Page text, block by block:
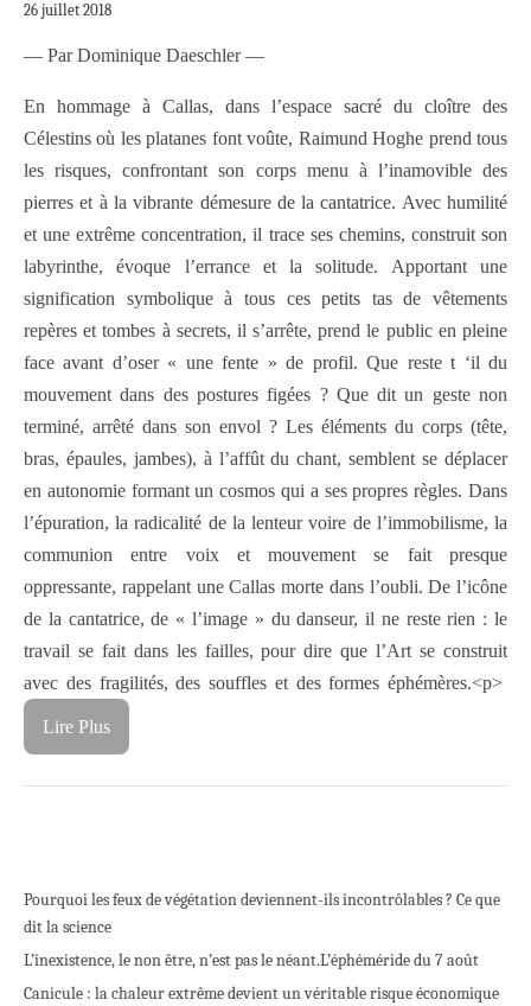
26 juillet 2018
— Par Dominique Daeschler —
En hommage à Callas, dans l’espace sacré du cloître des
Célestins où les platanes font voûte, Raimund Hoghe prend tous
les risques, confrontant son corps menu à l’inamovible des
pierres et à la vibrante démesure de la cantatrice. Avec humilité
et une extrême concentration, il trace ses chemins, construit son
labyrinthe, évoque l’errance et la solitude. Apportant une
signification symbolique à tous ces petits tas de vêtements
repères et tombes à secrets, il s’arrête, prend le public en pleine
face avant d’oser « une fente » de profil. Que reste t ‘il du
mouvement dans des postures figées ? Que dit un geste non
terminé, arrêté dans son envol ? Les éléments du corps (tête,
bras, épaules, jambes), à l’affût du chant, semblent se déplacer
en autonomie formant un cosmos qui a ses propres règles. Dans
l’épuration, la radicalité de la lenteur voire de l’immobilisme, la
communion entre voix et mouvement se fait presque
oppressante, rappelant une Callas morte dans l’oubli. De l’icône
de la cantatrice, de « l’image » du danseur, il ne reste rien : le
travail se fait dans les failles, pour dire que l’Art se construit
avec des fragilités, des souffles et des formes éphémères.<p>
Lire Plus
Pourquoi les feux de végétation deviennent-ils incontrôlables ? Ce que
dit la science
L’inexistence, le non être, n’est pas le néant.L’éphéméride du 7 août
Canicule : la chaleur extrême devient un véritable risque économique